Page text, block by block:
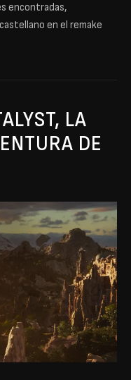
encontradas,
en el remake
LA
DE